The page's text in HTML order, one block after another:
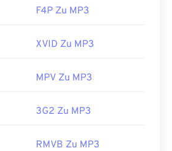
F4P Zu MP3
XVID Zu MP3
MPV Zu MP3
3G2 Zu MP3
RMVB Zu MP3